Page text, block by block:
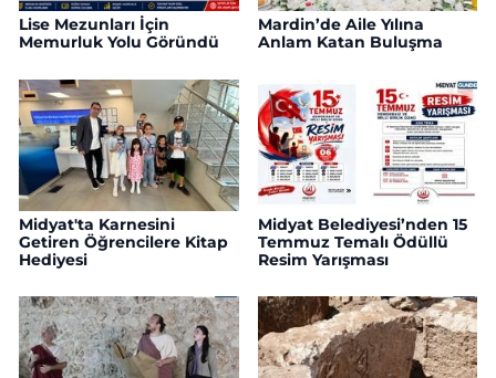
Lise Mezunları İçin
Memurluk Yolu Göründü
Mardin’de Aile Yılına
Anlam Katan Buluşma
Midyat'ta Karnesini
Getiren Öğrencilere Kitap
Hediyesi
Midyat Belediyesi’nden 15
Temmuz Temalı Ödüllü
Resim Yarışması